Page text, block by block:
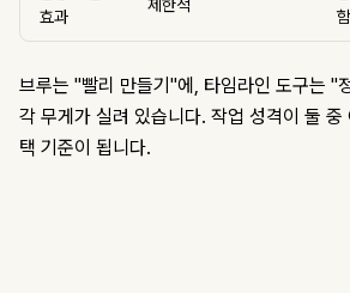
효과
제한적
함
브루는 "빨리 만들기"에, 타임라인 도구는 "
각 무게가 실려 있습니다. 작업 성격이 둘 중
택 기준이 됩니다.